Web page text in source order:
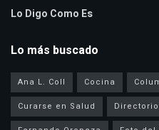
Lo Digo Como Es
Lo más buscado
Ana L. Coll Cocina
Curarse en Salud
Directorio